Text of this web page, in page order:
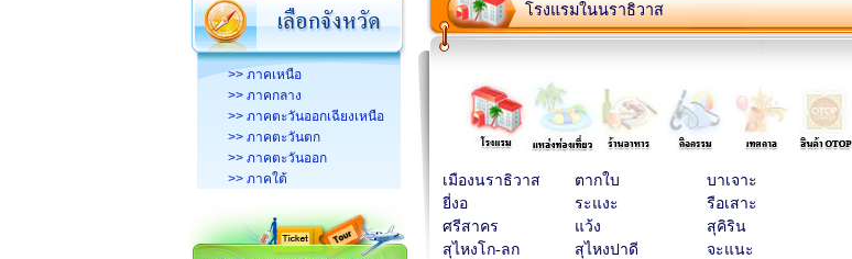
>> ภาคเหนือ
>> ภาคกลาง
>> ภาคตะวันออกเฉียงเหนือ
>> ภาคตะวันตก
>> ภาคตะวันออก
>> ภาคใต้
โรงแรมในนราธิวาส
เมืองนราธิวาส ตากใบ
บาเจาะ
ยี่งอ
ระแงะ
รือเสาะ
ศรีสาคร
แว้ง
สุคิริน
สุไหงโก-ลก
สุไหงปาดี
จะแนะ